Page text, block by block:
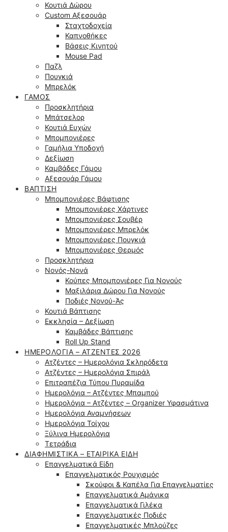
Κουτιά Δώρου
Custom Αξεσουάρ
Σταχτοδοχεία
Καπνοθήκες
Βάσεις Κινητού
Mouse Pad
Παζλ
Πουγκιά
Μπρελόκ
ΓΆΜΟΣ
Προσκλητήρια
Μπάτσελορ
Κουτιά Ευχών
Μπομπονιέρες
Γαμήλια Υποδοχή
Δεξίωση
Καμβάδες Γάμου
Αξεσουάρ Γάμου
ΒΆΠΤΙΣΗ
Μπομπονιέρες Βάφτισης
Μπομπονιέρες Χάρτινες
Μπομπονιέρες Σουβέρ
Μπομπονιέρες Μπρελόκ
Μπομπονιέρες Πουγκιά
Μπομπονιέρες Θερμός
Προσκλητήρια
Νονός-Νονά
Κούπες Μπομπονιέρες Για Νονούς
Μαξιλάρια Δώρου Για Νονούς
Ποδιές Νονού-Άς
Κουτιά Βάπτισης
Εκκλησία – Δεξίωση
Καμβάδες Βάπτισης
Roll Up Stand
ΗΜΕΡΟΛΌΓΙΑ – ΑΤΖΈΝΤΕΣ 2026
Ατζέντες – Ημερολόγια Σκληρόδετα
Ατζέντες – Ημερολόγια Σπιράλ
Επιτραπέζια Τύπου Πυραμίδα
Ημερολόγια – Ατζέντες Μπαμπού
Ημερολόγια – Ατζέντες – Organizer Υφασμάτινα
Ημερολόγια Αναμνήσεων
Ημερολόγια Τοίχου
Ξύλινα Ημερολόγια
Τετράδια
ΔΙΑΦΗΜΙΣΤΙΚΆ – ΕΤΑΙΡΙΚΆ ΕΊΔΗ
Επαγγελματικά Είδη
Επαγγελματικός Ρουχισμός
Σκούφοι & Καπέλα Για Επαγγελματίες
Επαγγελματικά Αμάνικα
Επαγγελματικά Γιλέκα
Επαγγελματικές Ποδιές
Επαγγελματικές Μπλούζες